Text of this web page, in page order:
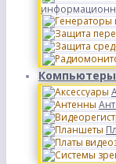
Компьютеры